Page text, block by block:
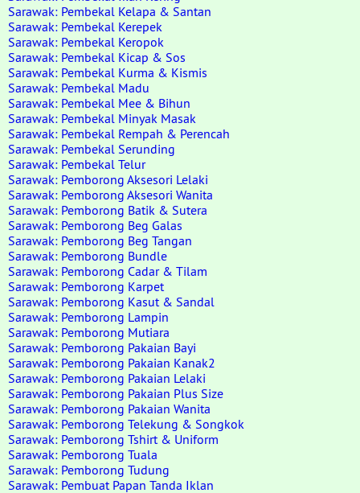
Sarawak: Pembekal Kelapa & Santan
Sarawak: Pembekal Kerepek
Sarawak: Pembekal Keropok
Sarawak: Pembekal Kicap & Sos
Sarawak: Pembekal Kurma & Kismis
Sarawak: Pembekal Madu
Sarawak: Pembekal Mee & Bihun
Sarawak: Pembekal Minyak Masak
Sarawak: Pembekal Rempah & Perencah
Sarawak: Pembekal Serunding
Sarawak: Pembekal Telur
Sarawak: Pemborong Aksesori Lelaki
Sarawak: Pemborong Aksesori Wanita
Sarawak: Pemborong Batik & Sutera
Sarawak: Pemborong Beg Galas
Sarawak: Pemborong Beg Tangan
Sarawak: Pemborong Bundle
Sarawak: Pemborong Cadar & Tilam
Sarawak: Pemborong Karpet
Sarawak: Pemborong Kasut & Sandal
Sarawak: Pemborong Lampin
Sarawak: Pemborong Mutiara
Sarawak: Pemborong Pakaian Bayi
Sarawak: Pemborong Pakaian Kanak2
Sarawak: Pemborong Pakaian Lelaki
Sarawak: Pemborong Pakaian Plus Size
Sarawak: Pemborong Pakaian Wanita
Sarawak: Pemborong Telekung & Songkok
Sarawak: Pemborong Tshirt & Uniform
Sarawak: Pemborong Tuala
Sarawak: Pemborong Tudung
Sarawak: Pembuat Papan Tanda Iklan